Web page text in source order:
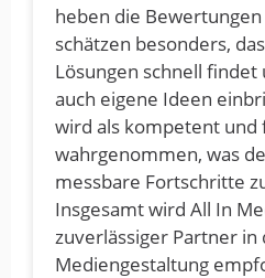
heben die
schätzen besonders,
Lösungen schnell
auch eigene Ideen
wird als kompetent und
wahrgenommen, was
messbare Fortschritte
Insgesamt wird All In
zuverlässiger Partner in
Mediengestaltung